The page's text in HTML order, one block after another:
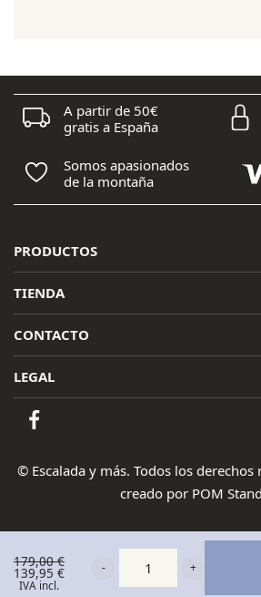
220,00 €.
179,00€
El
precio
139,95 €
El
IVA incl.
A partir de 50€
gratis a España
Somos apasionados
de la montaña
PRODUCTOS
TIENDA
CONTACTO
LEGAL
© Escalada y más. Todos los derechos
creado por POM